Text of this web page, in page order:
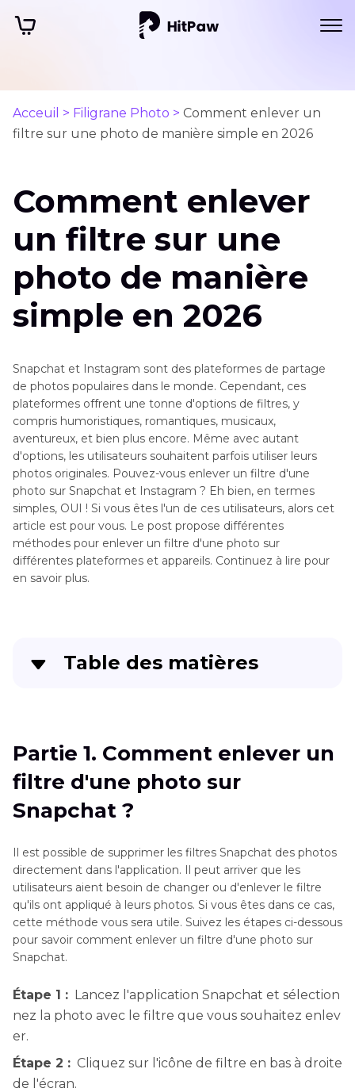
Acceuil > Filigrane Photo > Comment enlever un
filtre sur une photo de manière simple en 2026
Comment enlever
un filtre sur une
photo de manière
simple en 2026
Snapchat et Instagram sont des plateformes de partage
de photos populaires dans le monde. Cependant, ces
plateformes offrent une tonne d'options de filtres, y
compris humoristiques, romantiques, musicaux,
aventureux, et bien plus encore. Même avec autant
d'options, les utilisateurs souhaitent parfois utiliser leurs
photos originales. Pouvez-vous enlever un filtre d'une
photo sur Snapchat et Instagram ? Eh bien, en termes
simples, OUI ! Si vous êtes l'un de ces utilisateurs, alors cet
article est pour vous. Le post propose différentes
méthodes pour enlever un filtre d'une photo sur
différentes plateformes et appareils. Continuez à lire pour
en savoir plus.
Table des matières
Partie 2. Comment enlever un filtre d'une
photo sur Instagram ?
Partie 3. Autre conseil - Comment enlever les
Partie 4. Comment retirer un filtre des photos
Snapchat ou Instagram après téléchargement
Partie 5
. Meilleurs supprimeurs de filtres IA
pour retirer les filtres de photo
Partie 6 . Comment supprimer un filtre d'une
photo avec Photoshop
efficacement les filtres photo
Partie 1. Comment enlever un
filtre d'une photo sur
Snapchat ?
Il est possible de supprimer les filtres Snapchat des photos
directement dans l'application. Il peut arriver que les
utilisateurs aient besoin de changer ou d'enlever le filtre
qu'ils ont appliqué à leurs photos. Si vous êtes dans ce cas,
cette méthode vous sera utile. Suivez les étapes ci-dessous
pour savoir comment enlever un filtre d'une photo sur
Snapchat.
Étape 1 : Lancez l'application Snapchat et sélection
nez la photo avec le filtre que vous souhaitez enlev
er.
Étape 2 : Cliquez sur l'icône de filtre en bas à droite
de l'écran.